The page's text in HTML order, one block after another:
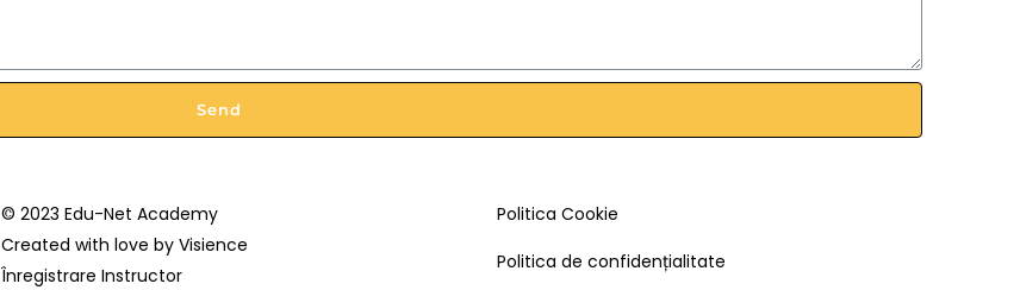
Send
© 2023 Edu-Net Academy
Created with love by Visience
Înregistrare Instructor
Politica Cookie
Politica de confidențialitate